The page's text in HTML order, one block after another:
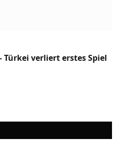
Türkei verliert erstes Spiel